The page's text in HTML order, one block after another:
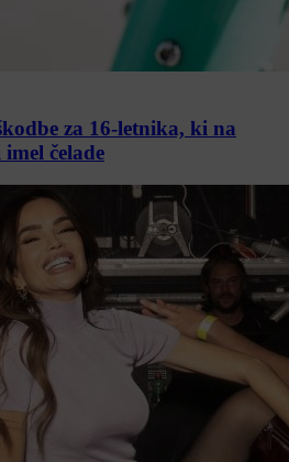
za 16-letnika, ki na
čelade